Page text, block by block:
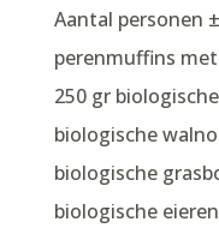
Aantal personen
perenmuffins
250 gr
biologische
biologische
biologische